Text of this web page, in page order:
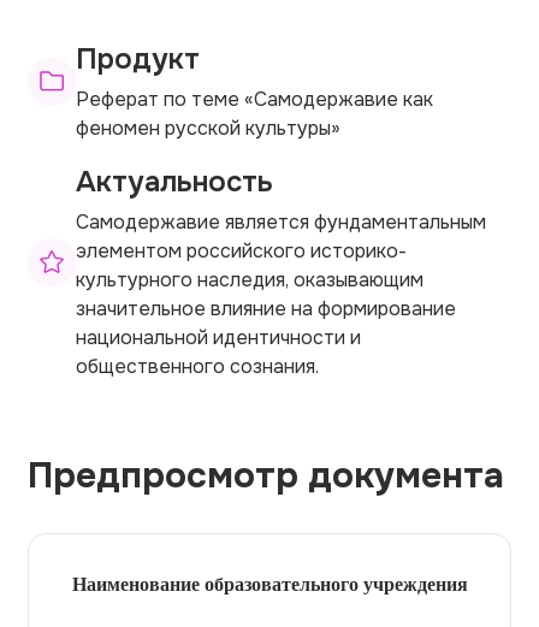
Продукт
Реферат по теме «Самодержавие как
феномен русской культуры»
Актуальность
Самодержавие является фундаментальным
элементом российского историко-
культурного наследия, оказывающим
значительное влияние на формирование
национальной идентичности и
общественного сознания.
Предпросмотр документа
Наименование образовательного учреждения